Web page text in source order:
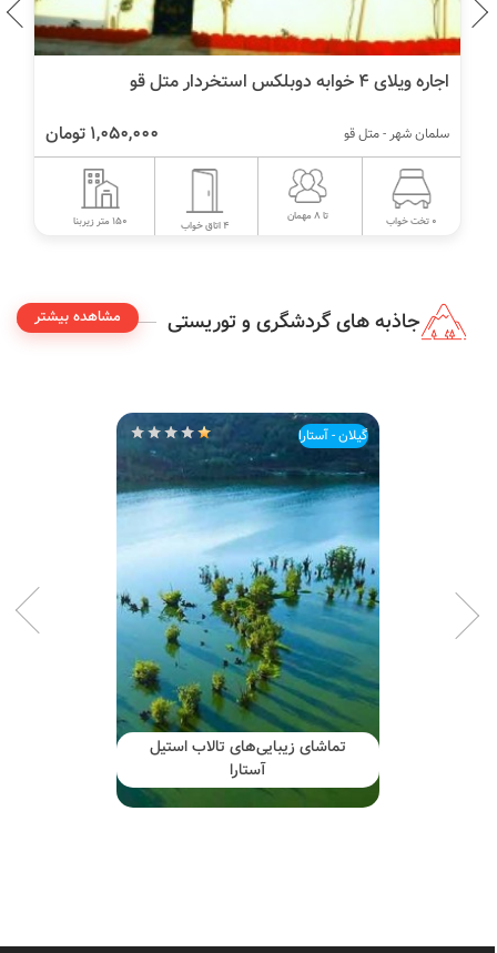
اجاره ویلای ۴ خوابه دوبلکس استخردار متل قو
1,050,000 تومان سلمان شهر - متل قو
0 تخت خواب تا 8 مهمان
4 اتاق خواب 150 متر زیربنا
جاذبه های گردشگری و توریستی مشاهده بیشتر
گیلان - آستارا
تماشای زیبایی‌های تالاب استیل
آستارا